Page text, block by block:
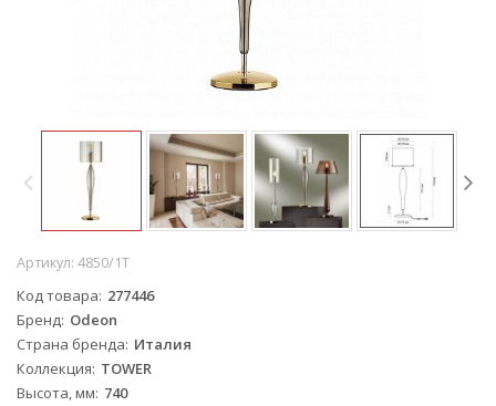
Артикул: 4850/1T
Код товара 277446
Бренд Odeon
Страна бренда Италия
Коллекция TOWER
Высота, мм 740